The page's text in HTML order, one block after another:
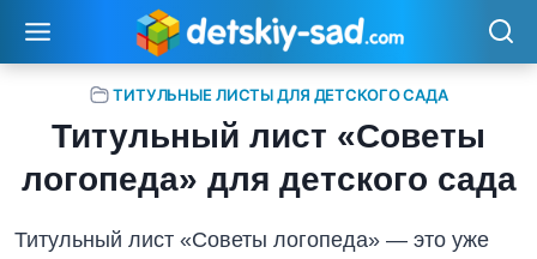
содержимомуТИТУЛЬНЫЕ ЛИСТЫ ДЛЯ ДЕТСКОГО САДА
Титульный лист «Советы
логопеда» для детского сада
Титульный лист «Советы логопеда» — это уже